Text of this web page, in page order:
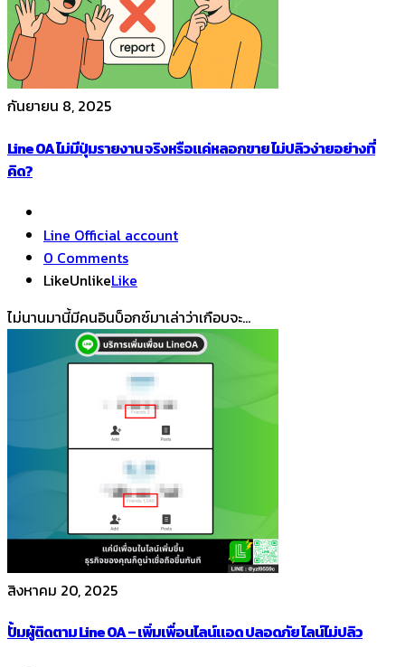
กันยายน 8, 2025
Line OA ไม่มีปุ่มรายงาน จริงหรือแค่หลอกขาย ไม่ปลิวง่ายอย่างที่
คิด?
Line Official account
0 Comments
LikeUnlikeLike
ไม่นานมานี้มีคนอินบ็อกซ์มาเล่าว่าเกือบจะ...
สิงหาคม 20, 2025
ปั้มผู้ติดตาม Line OA – เพิ่มเพื่อนไลน์แอด ปลอดภัย ไลน์ไม่ปลิว